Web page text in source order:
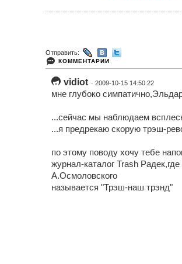
Отправить:
КОММЕНТАРИИ
vidiot · 2009-10-15 14:50:22
мне глубоко
...сейчас мы наблюдаем
...я предрекаю скорую трэш-
по этому поводу хочу тебе
журнал-каталог Trash
А.Осмоловского
называется "Трэш-наш трэнд"